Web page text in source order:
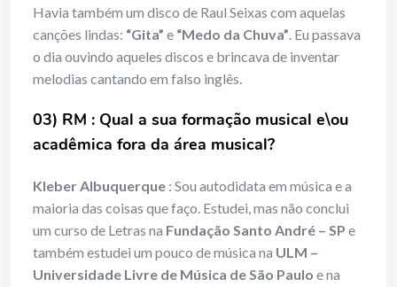
Havia também um disco de Raul Seixas com aquelas
canções lindas: “Gita” e “Medo da Chuva”. Eu passava
o dia ouvindo aqueles discos e brincava de inventar
melodias cantando em falso inglês.
03) RM : Qual a sua formação musical e\ou
acadêmica fora da área musical?
Kleber Albuquerque : Sou autodidata em música e a
maioria das coisas que faço. Estudei, mas não conclui
um curso de Letras na Fundação Santo André – SP e
também estudei um pouco de música na ULM –
Universidade Livre de Música de São Paulo e na